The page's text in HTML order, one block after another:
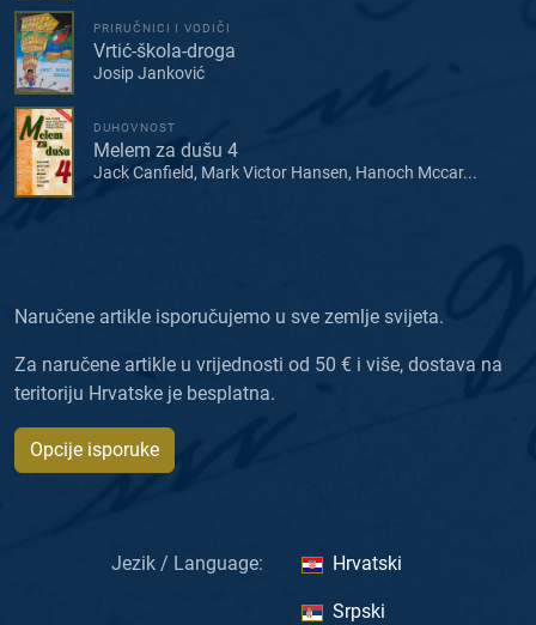
PRIRUČNICI I VODIČI
Vrtić-škola-droga
Josip Janković
DUHOVNOST
Melem za dušu 4
Jack Canfield, Mark Victor Hansen, Hanoch Mccar...
Naručene artikle isporučujemo u sve zemlje svijeta.
Za naručene artikle u vrijednosti od 50 € i više, dostava na
teritoriju Hrvatske je besplatna.
Opcije isporuke
Jezik / Language: Hrvatski
Srpski